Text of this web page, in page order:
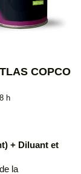
COPCO
h
+ Diluant et
la